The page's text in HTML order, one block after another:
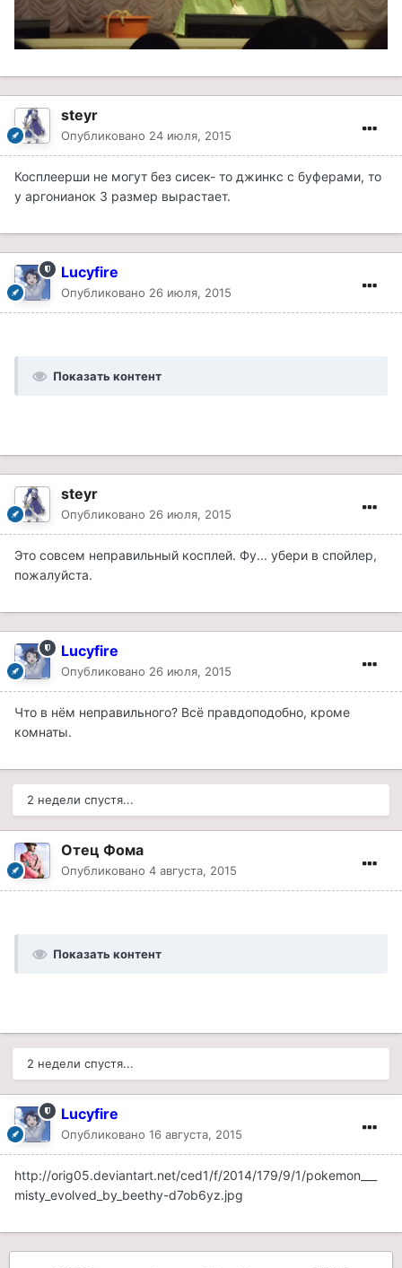
steyr
Опубликовано 24 июля, 2015
Косплеерши не могут без сисек- то джинкс с буферами, то
у аргонианок 3 размер вырастает.
Lucyfire
Опубликовано 26 июля, 2015
Показать контент
steyr
Опубликовано 26 июля, 2015
Это совсем неправильный косплей. Фу... убери в спойлер,
пожалуйста.
Lucyfire
Опубликовано 26 июля, 2015
Что в нём неправильного? Всё правдоподобно, кроме
комнаты.
2 недели спустя...
Отец Фома
Опубликовано 4 августа, 2015
Показать контент
2 недели спустя...
Lucyfire
Опубликовано 16 августа, 2015
http://orig05.deviantart.net/ced1/f/2014/179/9/1/pokemon___
misty_evolved_by_beethy-d7ob6yz.jpg